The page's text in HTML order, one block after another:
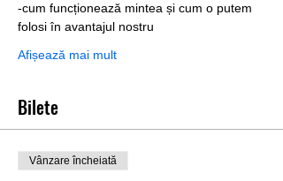
-cum funcționează mintea și cum o putem
folosi în avantajul nostru
Afișează mai mult
Bilete
Vânzare încheiată